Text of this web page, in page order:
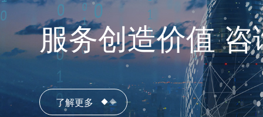
服务创造价值
一站式全链条企
了解更多